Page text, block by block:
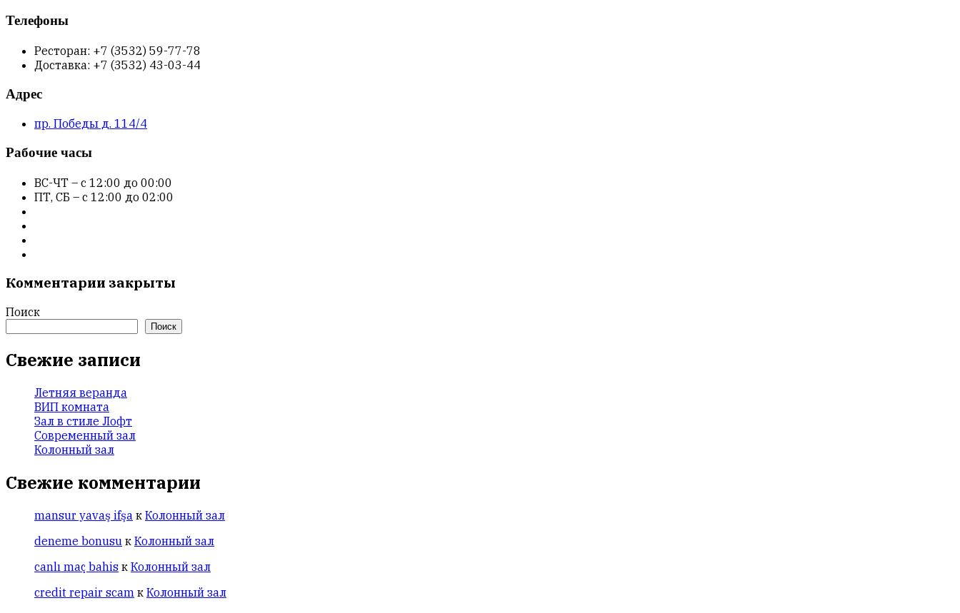
Телефоны
Ресторан: +7 (3532) 59-77-78
Доставка: +7 (3532) 43-03-44
Адрес
пр. Победы д. 114/4
Рабочие часы
ВС-ЧТ – с 12:00 до 00:00
ПТ, СБ – с 12:00 до 02:00
Комментарии закрыты
Поиск
Поиск
Свежие записи
Летняя веранда
ВИП комната
Зал в стиле Лофт
Современный зал
Колонный зал
Свежие комментарии
mansur yavaş ifşa к Колонный зал
deneme bonusu к Колонный зал
canlı maç bahis к Колонный зал
credit repair scam к Колонный зал